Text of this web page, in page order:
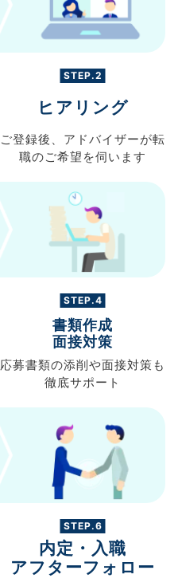
STEP.2
ヒアリング
ご登録後、 アドバイザーが転
職のご希望を伺います
STEP.4
書類作成
面接対策
応募書類の添削や面接対策も
徹底サポート
STEP.6
内定・入職
アフターフォロー